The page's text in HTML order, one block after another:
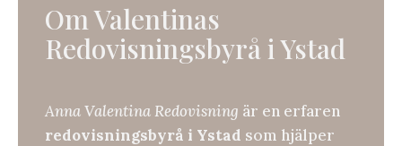
Om Valentinas
Redovisningsbyrå i Ystad
Anna Valentina Redovisning är en erfaren
redovisningsbyrå i Ystad som hjälper